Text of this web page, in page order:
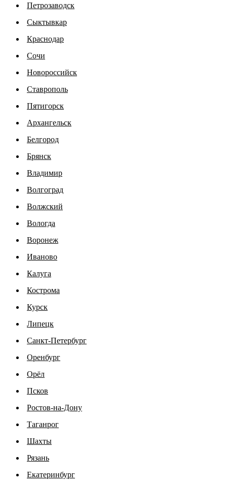
Петрозаводск
Сыктывкар
Краснодар
Сочи
Новороссийск
Ставрополь
Пятигорск
Архангельск
Белгород
Брянск
Владимир
Волгоград
Волжский
Вологда
Воронеж
Иваново
Калуга
Кострома
Курск
Липецк
Санкт-Петербург
Оренбург
Орёл
Псков
Ростов-на-Дону
Таганрог
Шахты
Рязань
Екатеринбург